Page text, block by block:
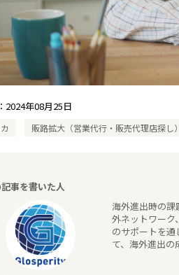
2024年08月25日
販路拡大（営業代行・販売代理店探し）
事を書いた人
海外進出時の課
外ネットワーク
のサポートを
て、海外進出の